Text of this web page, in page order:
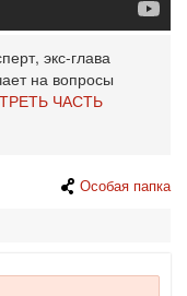
экс-глава
на вопросы
ЧАСТЬ
Особая папка